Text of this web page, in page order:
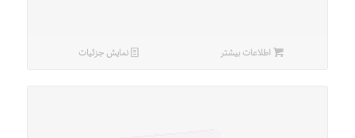
اطلاعات بیشتر نمایش جزئیات